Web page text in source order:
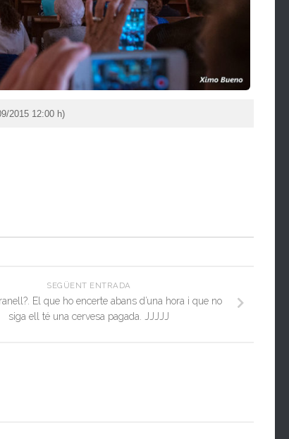
2015 12:00 h)
SEGÜENT ENTRADA
El que ho encerte abans d’una hora i que no
siga ell té una cervesa pagada. JJJJJ